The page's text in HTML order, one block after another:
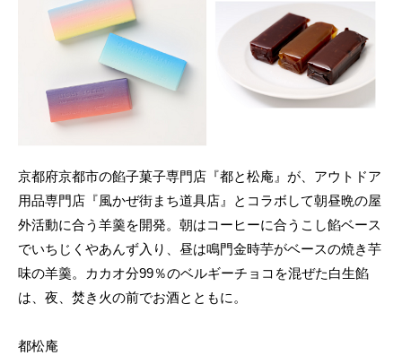
京都府京都市の餡子菓子専門店『都と松庵』が、アウトドア
用品専門店『風かぜ街まち道具店』とコラボして朝昼晩の屋
外活動に合う羊羹を開発。朝はコーヒーに合うこし餡ベース
でいちじくやあんず入り、昼は鳴門金時芋がベースの焼き芋
味の羊羹。カカオ分99％のベルギーチョコを混ぜた白生餡
は、夜、焚き火の前でお酒とともに。
都松庵